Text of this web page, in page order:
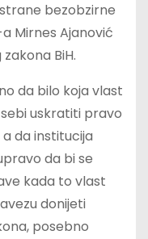
bezobzirne
Mirnes Ajanović
BiH.
da bilo koja vlast
uskratiti pravo
da institucija
da bi se
kada to vlast
donijeti
posebno